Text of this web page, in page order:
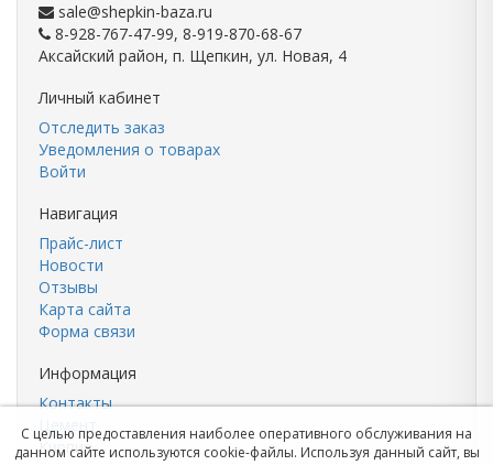
sale@shepkin-baza.ru
8-928-767-47-99, 8-919-870-68-67
Аксайский район, п. Щепкин, ул. Новая, 4
Личный кабинет
Отследить заказ
Уведомления о товарах
Войти
Навигация
Прайс-лист
Новости
Отзывы
Карта сайта
Форма связи
Информация
Контакты
Кирпич
С целью предоставления наиболее оперативного обслуживания на
данном сайте используются cookie-файлы. Используя данный сайт, вы